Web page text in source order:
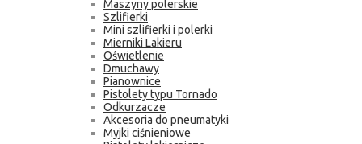
Maszyny polerskie
Szlifierki
Mini szlifierki i polerki
Mierniki Lakieru
Oświetlenie
Dmuchawy
Pianownice
Pistolety typu Tornado
Odkurzacze
Akcesoria do pneumatyki
Myjki ciśnieniowe